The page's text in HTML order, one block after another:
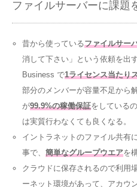
ファイルサーバーに課題
昔から使っているファイルサー
消して下さい」という依頼を出
Business で1ライセンス当たり
部分のメンバーが容量不足から
が99.9%の稼働保証をしている
は実質行わなくても良くなる。
イントラネットのファイル共有
事で、 簡単なグループウエアを
クラウドに保存されるので利用
ーネット環境があって、アカウ